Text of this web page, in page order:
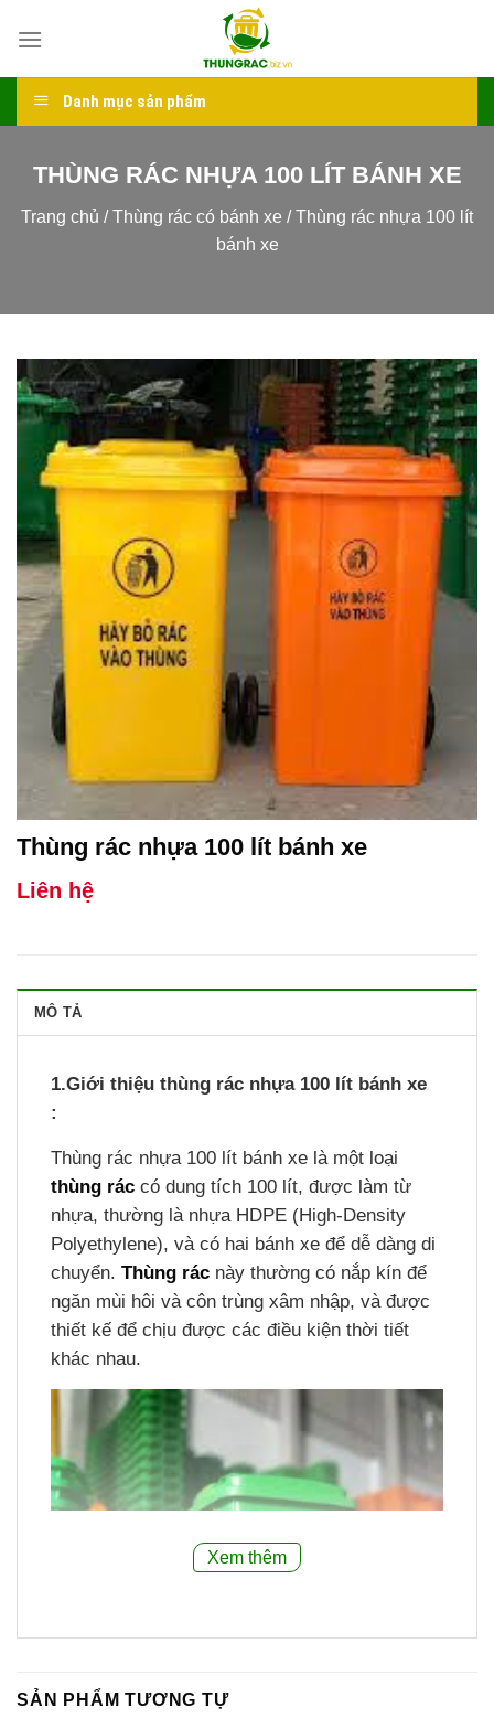
Danh mục sản phẩm
THÙNG RÁC NHỰA 100 LÍT BÁNH XE
Trang chủ /Thùng rác có bánh xe /Thùng rác nhựa 100 lít
bánh xe
Thùng rác nhựa 100 lít bánh xe
Liên hệ
MÔ TẢ
1.Giới thiệu thùng rác nhựa 100 lít bánh xe
:
Thùng rác nhựa 100 lít bánh xe là một loại
thùng rác có dung tích 100 lít, được làm từ
nhựa, thường là nhựa HDPE (High-Density
Polyethylene), và có hai bánh xe để dễ dàng di
chuyển. Thùng rác này thường có nắp kín để
ngăn mùi hôi và côn trùng xâm nhập, và được
thiết kế để chịu được các điều kiện thời tiết
khác nhau.
Xem thêm
SẢN PHẨM TƯƠNG TỰ